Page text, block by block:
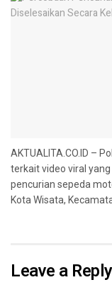
AKTUALITA.CO.ID –
terkait video viral
pencurian sepeda
Kota Wisata,
Leave a Reply